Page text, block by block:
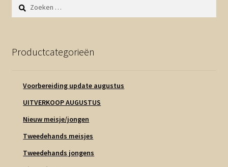
Zoeken
naar:
Productcategorieën
Voorbereiding update augustus
UITVERKOOP AUGUSTUS
Nieuw meisje/jongen
Tweedehands meisjes
Tweedehands jongens